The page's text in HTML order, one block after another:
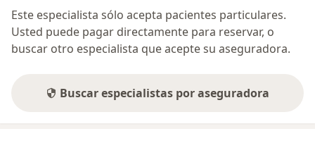
Este especialista sólo acepta pacientes particulares.
Usted puede pagar directamente para reservar, o
buscar otro especialista que acepte su aseguradora.
Buscar especialistas por aseguradora